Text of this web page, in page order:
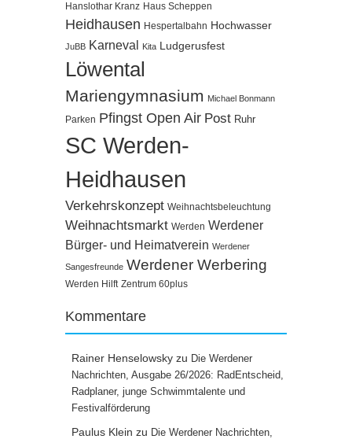
Hanslothar Kranz Haus Scheppen
Heidhausen Hespertalbahn Hochwasser
JuBB Karneval Kita Ludgerusfest
Löwental
Mariengymnasium Michael Bonmann
Parken Pfingst Open Air Post Ruhr
SC Werden-
Heidhausen
Verkehrskonzept Weihnachtsbeleuchtung
Weihnachtsmarkt Werden Werdener
Bürger- und Heimatverein Werdener
Sangesfreunde Werdener Werbering
Werden Hilft Zentrum 60plus
Kommentare
Rainer Henselowsky zu Die Werdener
Nachrichten, Ausgabe 26/2026: RadEntscheid,
Radplaner, junge Schwimmtalente und
Festivalförderung
Paulus Klein zu Die Werdener Nachrichten,